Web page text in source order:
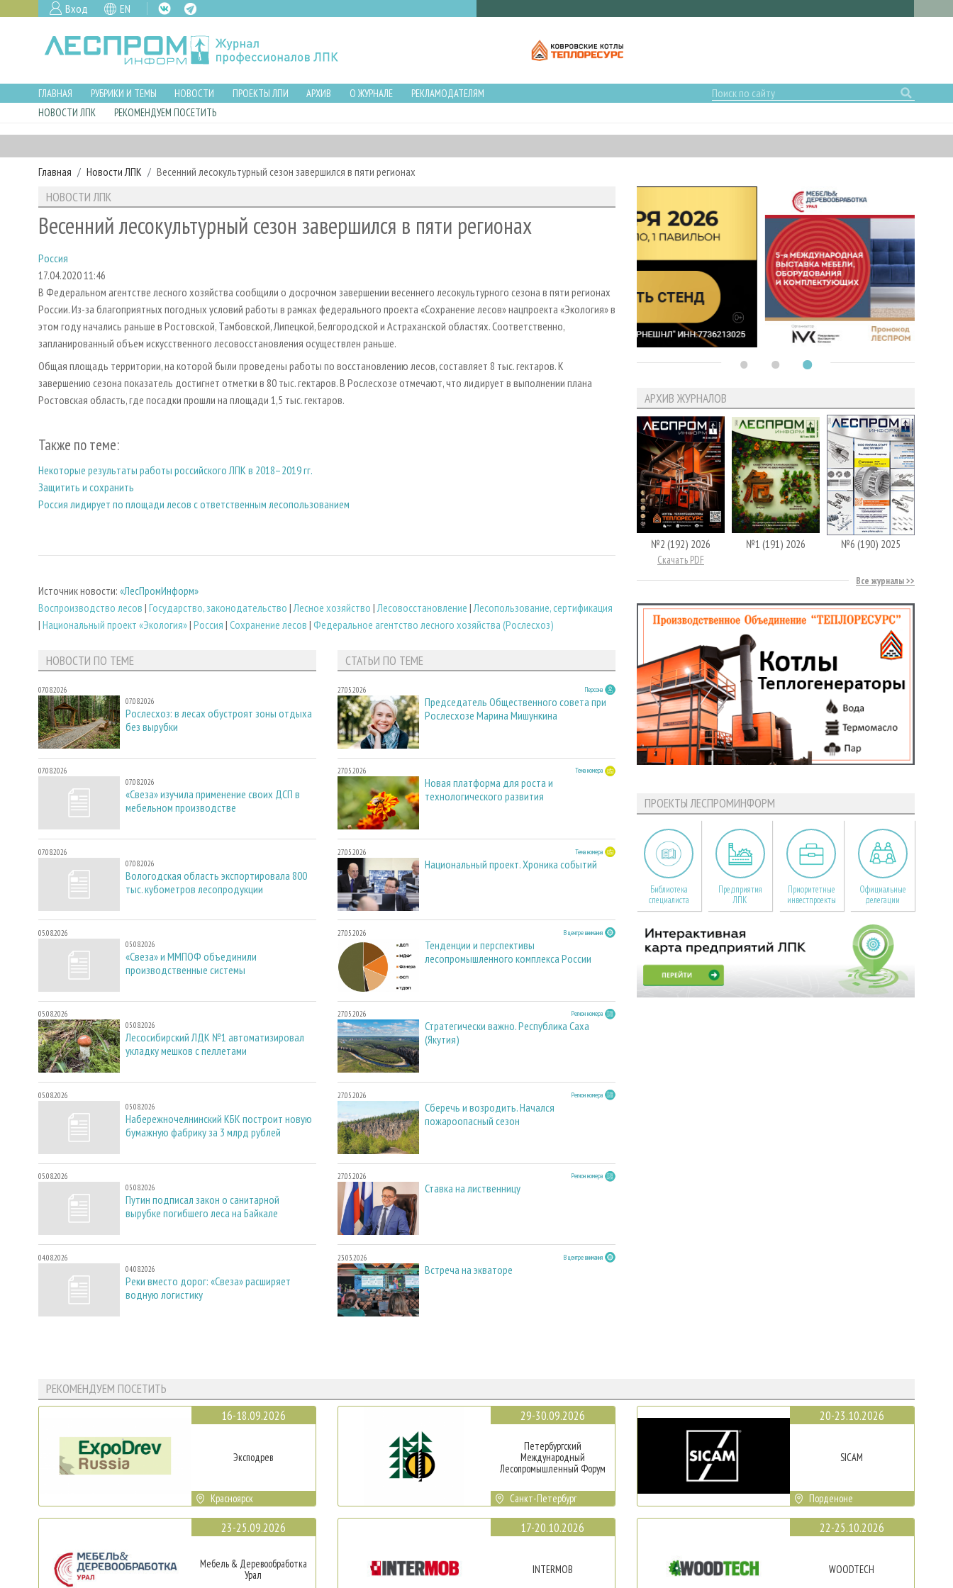
Вход EN
ГЛАВНАЯ РУБРИКИ И ТЕМЫ НОВОСТИ ПРОЕКТЫ ЛПИ АРХИВ О ЖУРНАЛЕ
РЕКЛАМОДАТЕЛЯМ
НОВОСТИ ЛПК
РЕКОМЕНДУЕМ ПОСЕТИТЬ
Главная Новости ЛПК Весенний лесокультурный сезон завершился в пяти регионах
НОВОСТИ ЛПК
Весенний лесокультурный сезон завершился в пяти регионах
Россия
17.04.2020 11:46
В Федеральном агентстве лесного хозяйства сообщили о досрочном завершении весеннего лесокультурного сезона в пяти регионах
России. Из-за благоприятных погодных условий работы в рамках федерального проекта «Сохранение лесов» нацпроекта «Экология» в
этом году начались раньше в Ростовской, Тамбовской, Липецкой, Белгородской и Астраханской областях. Соответственно,
запланированный объем искусственного лесовосстановления осуществлен раньше.
Общая площадь территории, на которой были проведены работы по восстановлению лесов, составляет 8 тыс. гектаров. К
завершению сезона показатель достигнет отметки в 80 тыс. гектаров. В Рослесхозе отмечают, что лидирует в выполнении плана
Ростовская область, где посадки прошли на площади 1,5 тыс. гектаров.
Также по теме:
Некоторые результаты работы российского ЛПК в 2018–2019 гг.
Защитить и сохранить
Россия лидирует по площади лесов с ответственным лесопользованием
Источник новости: «ЛесПромИнформ»
Воспроизводство лесов | Государство, законодательство |Лесное хозяйство |Лесовосстановление |Лесопользование, сертификация
| Национальный проект «Экология»| Россия | Сохранение лесов | Федеральное агентство лесного хозяйства (Рослесхоз)
НОВОСТИ ПО ТЕМЕ
07.08.2026
07.08.2026
Рослесхоз: в лесах обустроят зоны отдыха
без вырубки
07.08.2026
07.08.2026
«Свеза» изучила применение своих ДСП в
мебельном производстве
07.08.2026
07.08.2026
Вологодская область экспортировала 800
тыс. кубометров лесопродукции
05.08.2026
05.08.2026
«Свеза» и ММПОФ объединили
производственные системы
05.08.2026
05.08.2026
Лесосибирский ЛДК №1 автоматизировал
укладку мешков с пеллетами
05.08.2026
05.08.2026
Набережночелнинский КБК построит новую
бумажную фабрику за 3 млрд рублей
05.08.2026
05.08.2026
Путин подписал закон о санитарной
вырубке погибшего леса на Байкале
04.08.2026
04.08.2026
Реки вместо дорог: «Свеза» расширяет
водную логистику
СТАТЬИ ПО ТЕМЕ
27.05.2026 Персона
Председатель Общественного совета при
Рослесхозе Марина Мишункина
27.05.2026 Тема номера
Новая платформа для роста и
технологического развития
27.05.2026 Тема номера
Национальный проект. Хроника событий
27.05.2026 В центре внимания
Тенденции и перспективы
лесопромышленного комплекса России
27.05.2026 Регион номера
Стратегически важно. Республика Саха
(Якутия)
27.05.2026 Регион номера
Сберечь и возродить. Начался
пожароопасный сезон
27.05.2026 Регион номера
Ставка на лиственницу
23.03.2026 В центре внимания
Встреча на экваторе
АРХИВ ЖУРНАЛОВ
№2 (192) 2026
Скачать PDF
№1 (191) 2026 №6 (190) 2025
Все журналы
ПРОЕКТЫ ЛЕСПРОМИНФОРМ
Библиотека
специалиста
Предприятия
ЛПК
Приоритетные
инвестпроекты
Официальные
делегации
РЕКОМЕНДУЕМ ПОСЕТИТЬ
16-18.09.2026
Эксподрев
Красноярск
23-25.09.2026
Мебель & Деревообработка
Урал
29-30.09.2026
Петербургский
Международный
Лесопромышленный Форум
Санкт-Петербург
17-20.10.2026
INTERMOB
20-23.10.2026
SICAM
Порденоне
22-25.10.2026
WOODTECH